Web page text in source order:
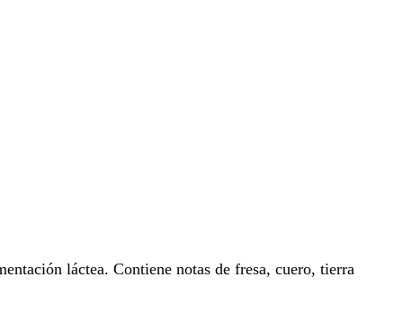
láctea. Contiene notas de fresa, cuero, tierra